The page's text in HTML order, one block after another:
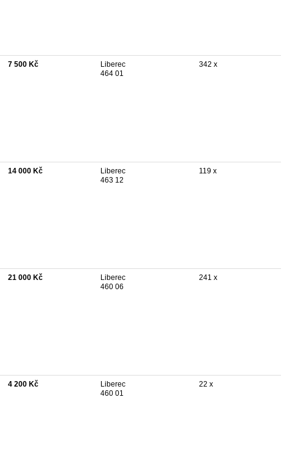
7 500 Kč
Liberec
464 01
342 x
14 000 Kč
Liberec
463 12
119 x
21 000 Kč
Liberec
460 06
241 x
4 200 Kč
Liberec
460 01
22 x